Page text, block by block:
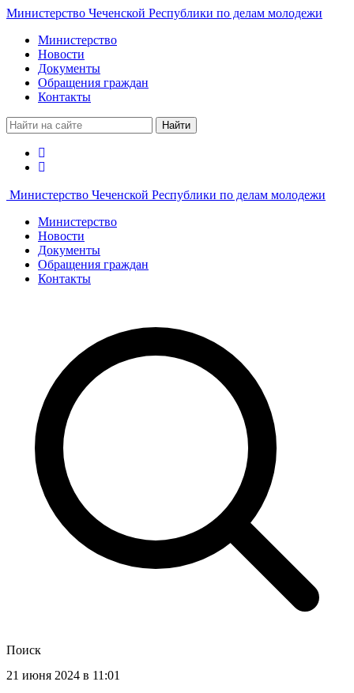
Министерство Чеченской Республики по делам молодежи
Министерство
Новости
Документы
Обращения граждан
Контакты
Найти
Министерство Чеченской Республики по делам молодежи
Министерство
Новости
Документы
Обращения граждан
Контакты
Поиск
21 июня 2024 в 11:01